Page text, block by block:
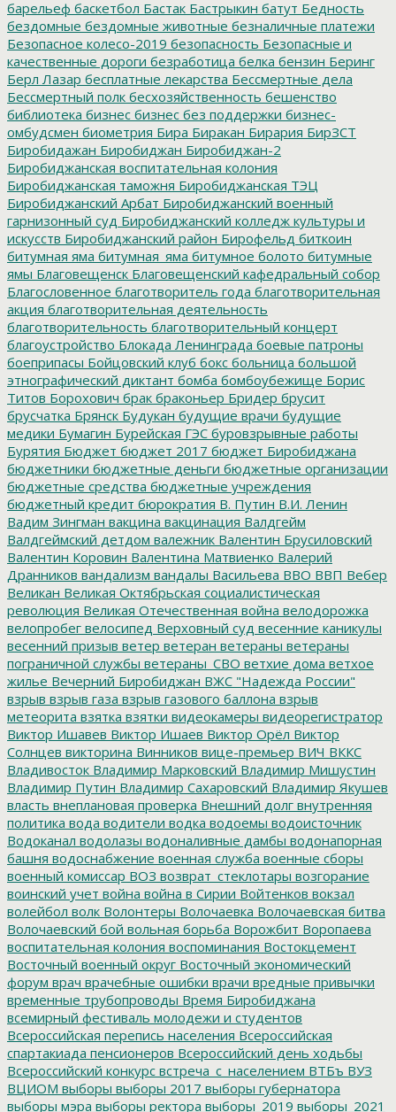
барельеф баскетбол Бастак Бастрыкин батут Бедность
бездомные бездомные животные безналичные платежи
Безопасное колесо-2019 безопасность Безопасные и
качественные дороги безработица белка бензин Беринг
Берл Лазар бесплатные лекарства Бессмертные дела
Бессмертный полк бесхозяйственность бешенство
библиотека бизнес бизнес без поддержки бизнес-
омбудсмен биометрия Бира Биракан Бирария БирЗСТ
Биробидажан Биробиджан Биробиджан-2
Биробиджанская воспитательная колония
Биробиджанская таможня Биробиджанская ТЭЦ
Биробиджанский Арбат Биробиджанский военный
гарнизонный суд Биробиджанский колледж культуры и
искусств Биробиджанский район Бирофельд биткоин
битумная яма битумная_яма битумное болото битумные
ямы Благовещенск Благовещенский кафедральный собор
Благословенное благотворитель года благотворительная
акция благотворительная деятельность
благотворительность благотворительный концерт
благоустройство Блокада Ленинграда боевые патроны
боеприпасы Бойцовский клуб бокс больница большой
этнографический диктант бомба бомбоубежище Борис
Титов Борохович брак браконьер Бридер брусит
брусчатка Брянск Будукан будущие врачи будущие
медики Бумагин Бурейская ГЭС буровзрывные работы
Бурятия Бюджет бюджет 2017 бюджет Биробиджана
бюджетники бюджетные деньги бюджетные организации
бюджетные средства бюджетные учреждения
бюджетный кредит бюрократия В. Путин В.И. Ленин
Вадим Зингман вакцина вакцинация Валдгейм
Валдгеймский детдом валежник Валентин Брусиловский
Валентин Коровин Валентина Матвиенко Валерий
Дранников вандализм вандалы Васильева ВВО ВВП Вебер
Великан Великая Октябрьская социалистическая
революция Великая Отечественная война велодорожка
велопробег велосипед Верховный суд весенние каникулы
весенний призыв ветер ветеран ветераны ветераны
пограничной службы ветераны_СВО ветхие дома ветхое
жилье Вечерний Биробиджан ВЖС "Надежда России"
взрыв взрыв газа взрыв газового баллона взрыв
метеорита взятка взятки видеокамеры видеорегистратор
Виктор Ишавев Виктор Ишаев Виктор Орёл Виктор
Солнцев викторина Винников вице-премьер ВИЧ ВККС
Владивосток Владимир Марковский Владимир Мишустин
Владимир Путин Владимир Сахаровский Владимир Якушев
власть внеплановая проверка Внешний долг внутренняя
политика вода водители водка водоемы водоисточник
Водоканал водолазы водоналивные дамбы водонапорная
башня водоснабжение военная служба военные сборы
военный комиссар ВОЗ возврат_стеклотары возгорание
воинский учет война война в Сирии Войтенков вокзал
волейбол волк Волонтеры Волочаевка Волочаевская битва
Волочаевский бой вольная борьба Ворожбит Воропаева
воспитательная колония воспоминания Востокцемент
Восточный военный округ Восточный экономический
форум врач врачебные ошибки врачи вредные привычки
временные трубопроводы Время Биробиджана
всемирный фестиваль молодежи и студентов
Всероссийская перепись населения Всероссийская
спартакиада пенсионеров Всероссийский день ходьбы
Всероссийский конкурс встреча_с_населением ВТБъ ВУЗ
ВЦИОМ выборы выборы 2017 выборы губернатора
выборы мэра выборы ректора выборы_2019 выборы_2021